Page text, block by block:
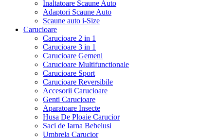
Inaltatoare Scaune Auto
Adaptori Scaune Auto
Scaune auto i-Size
Carucioare
Carucioare 2 in 1
Carucioare 3 in 1
Carucioare Gemeni
Carucioare Multifunctionale
Carucioare Sport
Carucioare Reversibile
Accesorii Carucioare
Genti Carucioare
Aparatoare Insecte
Husa De Ploaie Carucior
Saci de Iarna Bebelusi
Umbrela Carucior